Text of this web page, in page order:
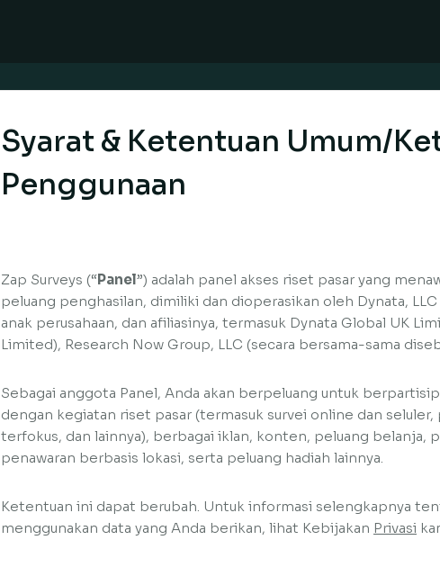
Syarat & Ketentuan Umum/
Penggunaan
Zap Surveys (“Panel”) adalah panel akses riset pasar yang
peluang penghasilan, dimiliki dan dioperasikan oleh Dynata,
anak perusahaan, dan afiliasinya, termasuk Dynata Global UK
Limited), Research Now Group, LLC (secara bersama-sama
Sebagai anggota Panel, Anda akan berpeluang untuk
dengan kegiatan riset pasar (termasuk survei online dan
terfokus, dan lainnya), berbagai iklan, konten, peluang belanja,
penawaran berbasis lokasi, serta peluang hadiah lainnya.
Ketentuan ini dapat berubah. Untuk informasi selengkapnya
menggunakan data yang Anda berikan, lihat Kebijakan Privasi